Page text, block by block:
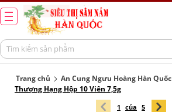
Trang chủ An Cung Ngưu Hoàng Hàn Quốc
Thượng Hạng Hộp 10 Viên 7,5g
1 của 5